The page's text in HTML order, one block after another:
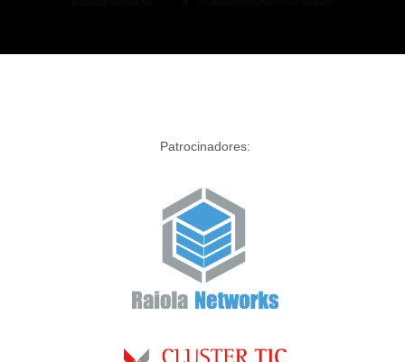
Patrocinadores: